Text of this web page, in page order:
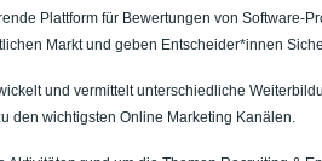
Plattform für Bewertungen von
Markt und geben Entscheider*innen
und vermittelt unterschiedliche
den wichtigsten Online Marketing Kanälen.